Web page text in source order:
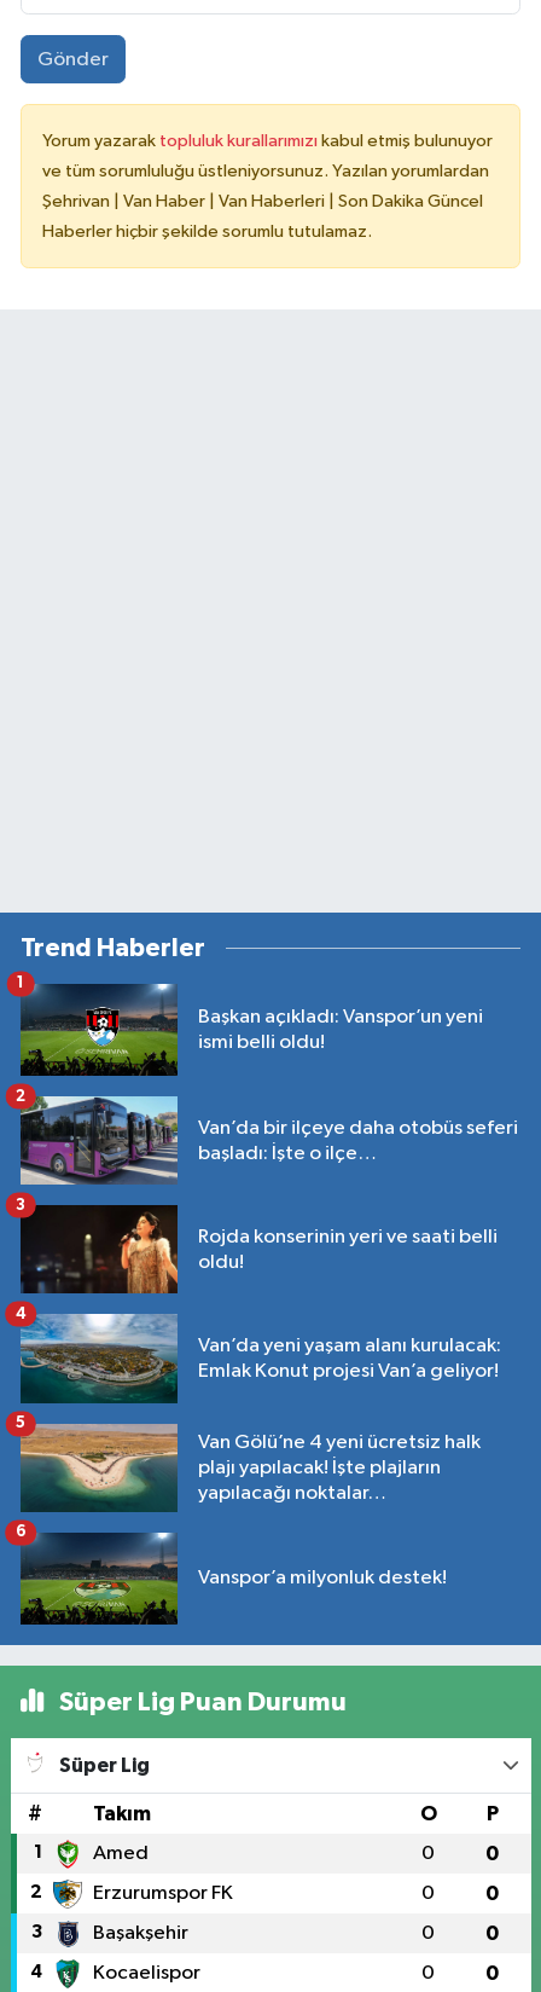
Gönder
Yorum yazarak topluluk kurallarımızı kabul etmiş bulunuyor
ve tüm sorumluluğu üstleniyorsunuz. Yazılan yorumlardan
Şehrivan | Van Haber | Van Haberleri | Son Dakika Güncel
Haberler hiçbir şekilde sorumlu tutulamaz.
Trend Haberler
Başkan açıkladı: Vanspor’un yeni
ismi belli oldu!
1
Van’da bir ilçeye daha otobüs seferi
başladı: İşte o ilçe…
2
Rojda konserinin yeri ve saati belli
oldu!
3
Van’da yeni yaşam alanı kurulacak:
Emlak Konut projesi Van’a geliyor!
4
Van Gölü’ne 4 yeni ücretsiz halk
plajı yapılacak! İşte plajların
yapılacağı noktalar…
5
Vanspor’a milyonluk destek!
6
Süper Lig Puan Durumu
Süper Lig
# Takım O P
1 Amed 0 0
2 Erzurumspor FK 0 0
3 Başakşehir 0 0
4 Kocaelispor 0 0